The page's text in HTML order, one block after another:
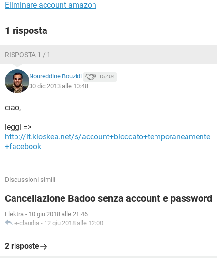
Eliminare account amazon
1 risposta
RISPOSTA 1 / 1
Noureddine Bouzidi 15.404
30 dic 2013 alle 10:48
ciao,
leggi =>
http://it.kioskea.net/s/account+bloccato+temporaneamente
+facebook
Discussioni simili
Cancellazione Badoo senza account e password
Elektra - 10 giu 2018 alle 21:46
e-claudia - 12 giu 2018 alle 12:00
2 risposte